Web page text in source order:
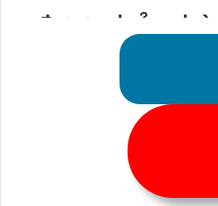
được bảo
bồn được
massage
chất liệu